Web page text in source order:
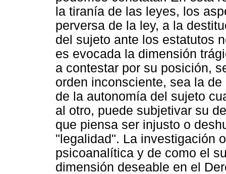
la tiranía de las leyes, los
perversa de la ley, a la
del sujeto ante los estatutos
es evocada la dimensión
a contestar por su posición,
orden inconsciente, sea la
de la autonomía del sujeto
al otro, puede subjetivar su
que piensa ser injusto o
"legalidad". La investigación
psicoanalítica y de como el
dimensión deseable en el